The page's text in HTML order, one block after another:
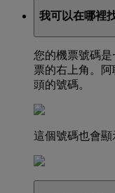
我可以在哪裡
您的機票號碼
票的右上角。
頭的號碼。
這個號碼也會顯